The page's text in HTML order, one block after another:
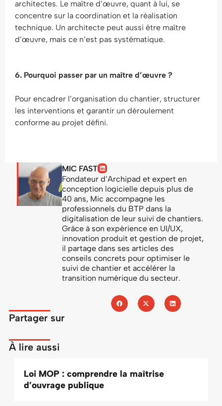
architectes. Le maître d’œuvre, quant à lui, se
concentre sur la coordination et la réalisation
technique. Un architecte peut aussi être maître
d’œuvre, mais ce n’est pas systématique.
6. Pourquoi passer par un maître d’œuvre ?
Pour encadrer l’organisation du chantier, structurer
les interventions et garantir un déroulement
conforme au projet défini.
MIC FAST
Fondateur d’Archipad et expert en
conception logicielle depuis plus de
40 ans, Mic accompagne les
professionnels du BTP dans la
digitalisation de leur suivi de chantiers.
Grâce à son expérience en UI/UX,
innovation produit et gestion de projet,
il partage dans ses articles des
conseils concrets pour optimiser le
suivi de chantier et accélérer la
transition numérique du secteur.
Partager sur
À lire aussi
Loi MOP : comprendre la maîtrise
d’ouvrage publique